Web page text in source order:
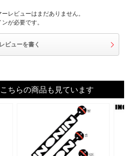
レビューはまだありません。
が必要です。
レビューを書く
ちらの商品も見ています